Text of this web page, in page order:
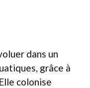
dans un
grâce à
colonise